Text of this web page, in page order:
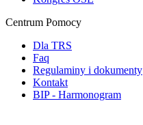
Centrum Pomocy
Dla TRS
Faq
Regulaminy i dokumenty
Kontakt
BIP - Harmonogram